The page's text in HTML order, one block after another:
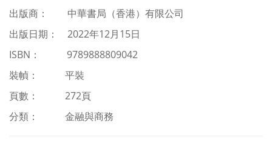
出版商： 中華書局（香港）有限公司
出版日期： 2022年12月15日
ISBN ：
9789888809042
裝幀： 平裝
頁數： 272頁
分類：
金融與商務